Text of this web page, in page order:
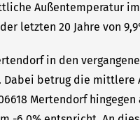
Außentemperatur im
letzten 20 Jahre von
in den
Dabei betrug die mittlere
Mertendorf